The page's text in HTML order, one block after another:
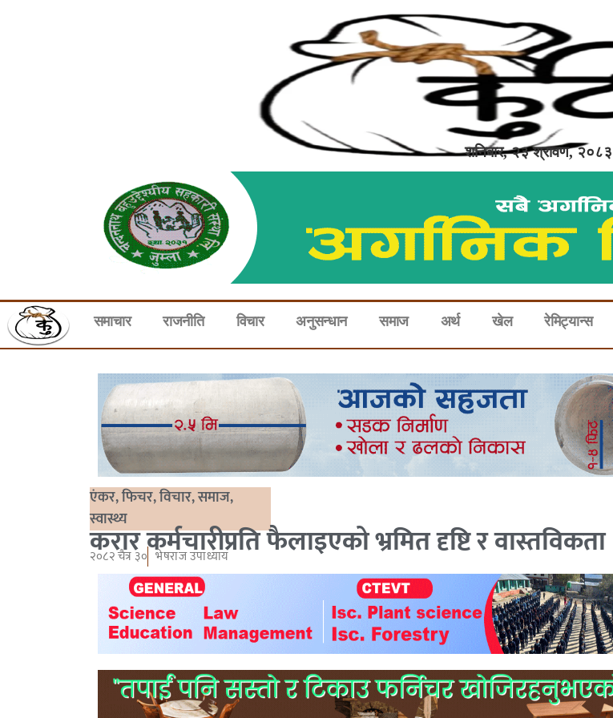
शनिबार, २३ श्रावण, २०८३
समाचार राजनीति विचार अनुसन्धान समाज अर्थ खेल रेमिट्यान्स
एंकर,फिचर,विचार,समाज,
स्वास्थ्य
करार कर्मचारीप्रति फैलाइएको भ्रमित दृष्टि र वास्तविकता
२०८२ चैत्र ३० भेषराज उपाध्याय